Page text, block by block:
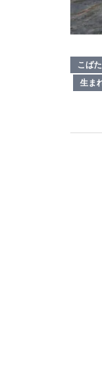
こば
生ま